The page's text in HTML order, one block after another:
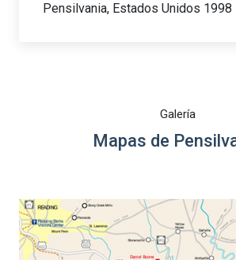
Pensilvania, Estados Unidos 1998
Galería
Mapas de